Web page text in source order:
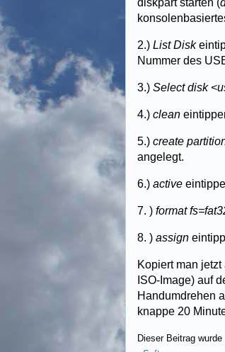
diskpart starten (
2.) List Disk
Nummer des
3.) Select disk
4.) clean
5.) create
angelegt.
6.) active
7. ) format
8. ) assign
Kopiert man
ISO-Image) auf
Handumdrehen
knappe 20
Dieser Beitrag